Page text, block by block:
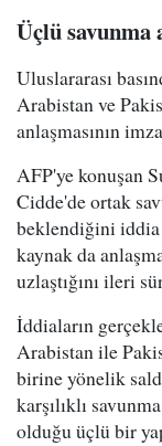
Üçlü savunma
Uluslararası
Arabistan ve
anlaşmasının
AFP'ye konuşan
Cidde'de ortak
beklendiğini iddia
kaynak da
uzlaştığını ileri
İddiaların
Arabistan ile
birine yönelik
karşılıklı
olduğu üçlü bir